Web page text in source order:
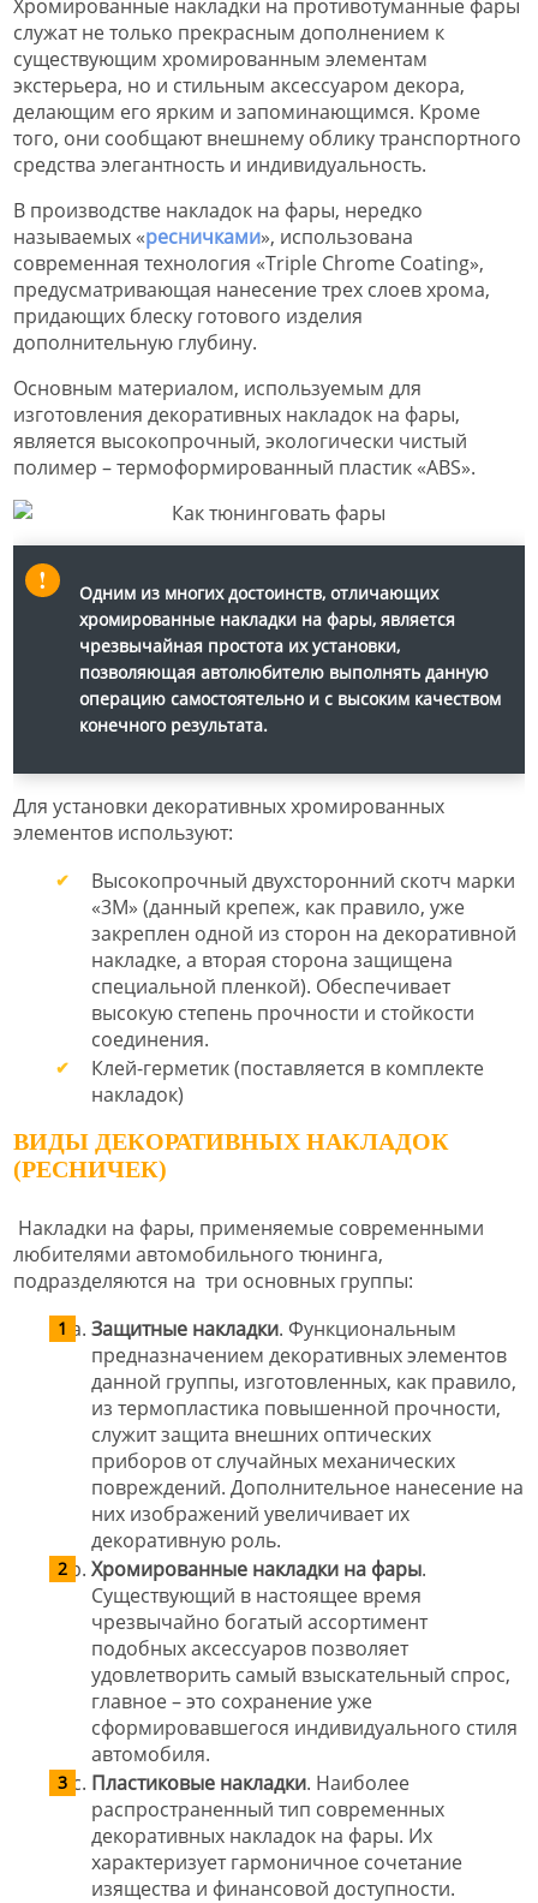
Хромированные накладки на противотуманные фары
служат не только прекрасным дополнением к
существующим хромированным элементам
экстерьера, но и стильным аксессуаром декора,
делающим его ярким и запоминающимся. Кроме
того, они сообщают внешнему облику транспортного
средства элегантность и индивидуальность.
В производстве накладок на фары, нередко
называемых «ресничками», использована
современная технология «Triple Chrome Coating»,
предусматривающая нанесение трех слоев хрома,
придающих блеску готового изделия
дополнительную глубину.
Основным материалом, используемым для
изготовления декоративных накладок на фары,
является высокопрочный, экологически чистый
полимер – термоформированный пластик «ABS».
Одним из многих достоинств, отличающих
хромированные накладки на фары, является
чрезвычайная простота их установки,
позволяющая автолюбителю выполнять данную
операцию самостоятельно и с высоким качеством
конечного результата.
Для установки декоративных хромированных
элементов используют:
Высокопрочный двухсторонний скотч марки
«3M» (данный крепеж, как правило, уже
закреплен одной из сторон на декоративной
накладке, а вторая сторона защищена
специальной пленкой). Обеспечивает
высокую степень прочности и стойкости
соединения.
Клей-герметик (поставляется в комплекте
накладок)
ВИДЫ ДЕКОРАТИВНЫХ НАКЛАДОК
(РЕСНИЧЕК)
Накладки на фары, применяемые современными
любителями автомобильного тюнинга,
подразделяются на три основных группы:
Защитные накладки. Функциональным
предназначением декоративных элементов
данной группы, изготовленных, как правило,
из термопластика повышенной прочности,
служит защита внешних оптических
приборов от случайных механических
повреждений. Дополнительное нанесение на
них изображений увеличивает их
декоративную роль.
Хромированные накладки на фары.
Существующий в настоящее время
чрезвычайно богатый ассортимент
подобных аксессуаров позволяет
удовлетворить самый взыскательный спрос,
главное – это сохранение уже
сформировавшегося индивидуального стиля
автомобиля.
Пластиковые накладки. Наиболее
распространенный тип современных
декоративных накладок на фары. Их
характеризует гармоничное сочетание
изящества и финансовой доступности.